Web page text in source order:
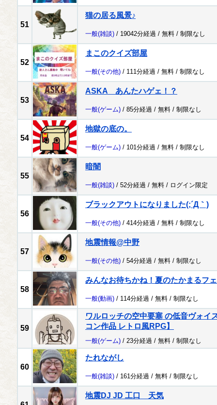
51
猫の居る風景♪
一般(雑談) / 19042分経過 / 無料 / 制限なし
52
まこのクイズ部屋
一般(その他) / 111分経過 / 無料 / 制限なし
53
ASKA あんたハゲェ！？
一般(ゲーム) / 85分経過 / 無料 / 制限なし
54
地獄の底の。
一般(ゲーム) / 101分経過 / 無料 / 制限なし
55
暗闇
一般(雑談) / 52分経過 / 無料 / ログイン限定
56
ブラックアウトになりました(;´Д｀)
一般(その他) / 414分経過 / 無料 / 制限なし
57
地震情報@中野
一般(その他) / 54分経過 / 無料 / 制限なし
58
みんなお待ちかね！夏のたかまるフ
一般(動画) / 114分経過 / 無料 / 制限なし
59
ワルロッチの空中要塞 の低音ヴォイ
コン作品 レトロ風RPG】
一般(ゲーム) / 23分経過 / 無料 / 制限なし
60
たれながし
一般(雑談) / 161分経過 / 無料 / 制限なし
地震DJ JD 工口 天気